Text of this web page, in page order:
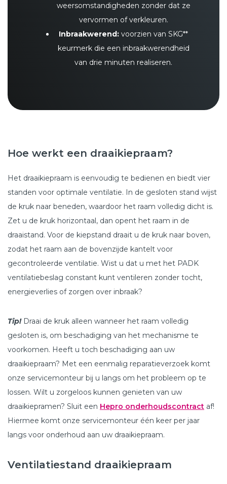
weersomstandigheden zonder dat ze
vervormen of verkleuren.
Inbraakwerend: voorzien van SKG**
keurmerk die een inbraakwerendheid
van drie minuten realiseren.
Hoe werkt een draaikiepraam?
Het draaikiepraam is eenvoudig te bedienen en biedt vier
standen voor optimale ventilatie. In de gesloten stand wijst
de kruk naar beneden, waardoor het raam volledig dicht is.
Zet u de kruk horizontaal, dan opent het raam in de
draaistand. Voor de kiepstand draait u de kruk naar boven,
zodat het raam aan de bovenzijde kantelt voor
gecontroleerde ventilatie. Wist u dat u met het PADK
ventilatiebeslag constant kunt ventileren zonder tocht,
energieverlies of zorgen over inbraak?
Tip! Draai de kruk alleen wanneer het raam volledig
gesloten is, om beschadiging van het mechanisme te
voorkomen. Heeft u toch beschadiging aan uw
draaikiepraam? Met een eenmalig reparatieverzoek komt
onze servicemonteur bij u langs om het probleem op te
lossen. Wilt u zorgeloos kunnen genieten van uw
draaikiepramen? Sluit een Hepro onderhoudscontract af!
Hiermee komt onze servicemonteur één keer per jaar
langs voor onderhoud aan uw draaikiepraam.
Ventilatiestand draaikiepraam